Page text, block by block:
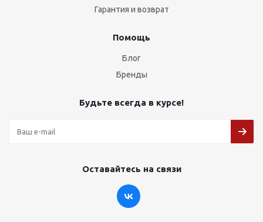
Гарантия и возврат
Помощь
Блог
Бренды
Будьте всегда в курсе!
Оставайтесь на связи